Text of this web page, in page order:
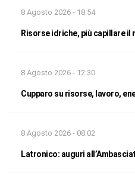
8 Agosto 2026 - 18:54
Risorse idriche, più capillare
8 Agosto 2026 - 12:30
Cupparo su risorse, lavoro,
8 Agosto 2026 - 08:02
Latronico: auguri